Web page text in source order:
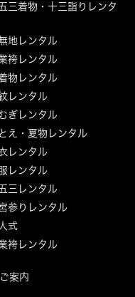
三着物・十三詣りレンタ
地レンタル
袴レンタル
物レンタル
レンタル
ぎレンタル
え・夏物レンタル
レンタル
レンタル
三レンタル
参りレンタル
式
袴レンタル
案内